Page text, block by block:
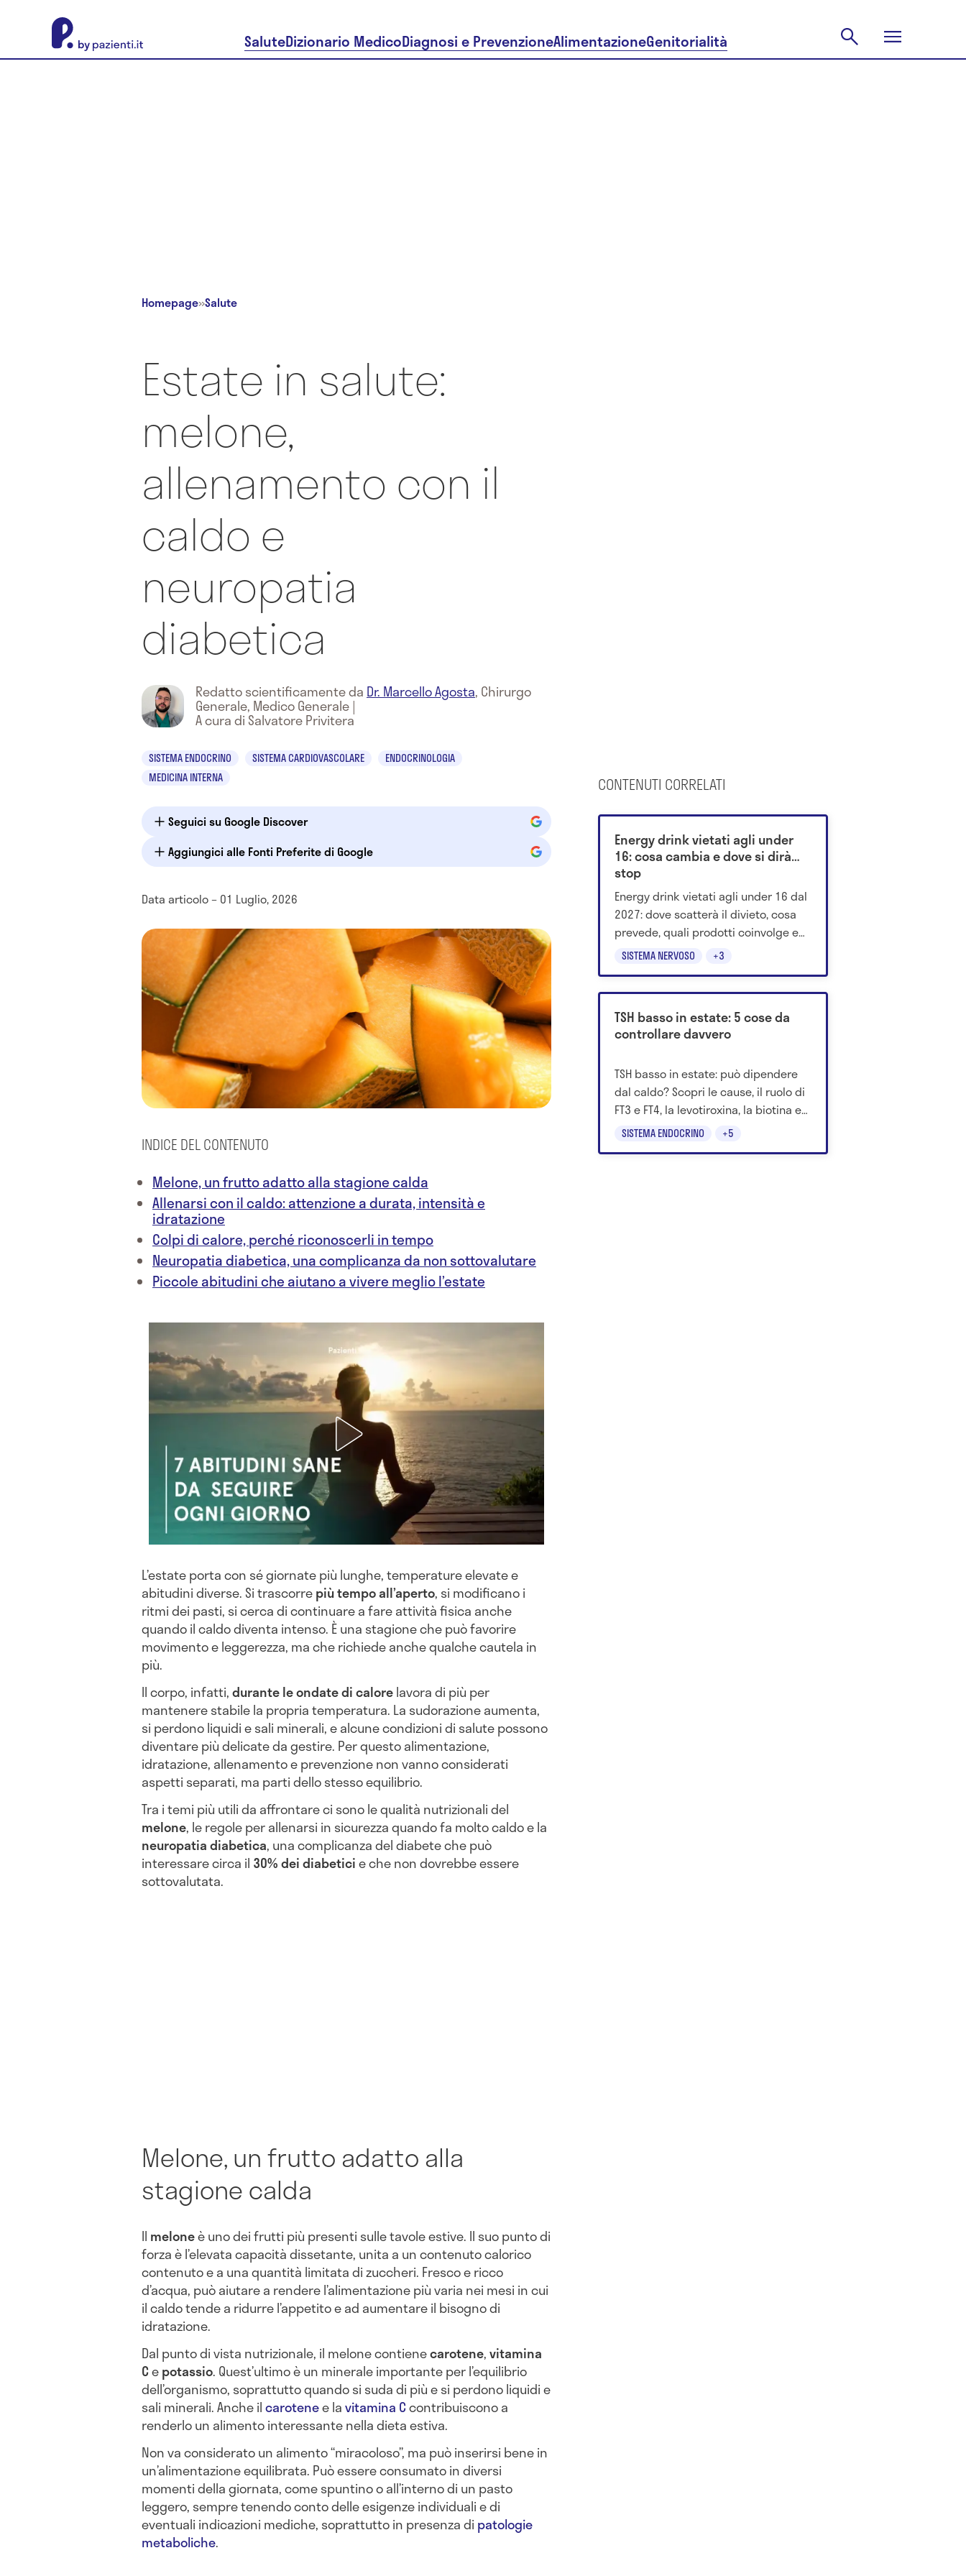
SaluteDizionario MedicoDiagnosi e PrevenzioneAlimentazioneGenitorialità
Homepage»Salute
Estate in salute:
melone,
allenamento con il
caldo e
neuropatia
diabetica
Redatto scientificamente da Dr. Marcello Agosta, Chirurgo
Generale, Medico Generale|
A cura di Salvatore Privitera
SISTEMA ENDOCRINO SISTEMA CARDIOVASCOLARE
ENDOCRINOLOGIA
MEDICINA INTERNA
Seguici su Google Discover
Aggiungici alle Fonti Preferite di Google
Data articolo – 01 Luglio, 2026
INDICE DEL CONTENUTO
Melone, un frutto adatto alla stagione calda
Allenarsi con il caldo: attenzione a durata, intensità e
idratazione
Colpi di calore, perché riconoscerli in tempo
Neuropatia diabetica, una complicanza da non sottovalutare
Piccole abitudini che aiutano a vivere meglio l’estate
L’estate porta con sé giornate più lunghe, temperature elevate e
abitudini diverse. Si trascorrepiù tempo all’aperto, si modificano i
ritmi dei pasti, si cerca di continuare a fare attività fisica anche
quando il caldo diventa intenso. È una stagione che può favorire
movimento e leggerezza, ma che richiede anche qualche cautela in
più.
Il corpo, infatti,durante le ondate di calorelavora di più per
mantenere stabile la propria temperatura. La sudorazione aumenta,
si perdono liquidi e sali minerali, e alcune condizioni di salute possono
diventare più delicate da gestire. Per questo alimentazione,
idratazione, allenamento e prevenzione non vanno considerati
aspetti separati, ma parti dello stesso equilibrio.
Tra i temi più utili da affrontare ci sono le qualità nutrizionali del
melone, le regole per allenarsi in sicurezza quando fa molto caldo e la
neuropatia diabetica, una complicanza del diabete che può
interessare circa il 30% dei diabeticie che non dovrebbe essere
sottovalutata.
Melone, un frutto adatto alla
stagione calda
Il meloneè uno dei frutti più presenti sulle tavole estive. Il suo punto di
forza è l’elevata capacità dissetante, unita a un contenuto calorico
contenuto e a una quantità limitata di zuccheri. Fresco e ricco
d’acqua, può aiutare a rendere l’alimentazione più varia nei mesi in cui
il caldo tende a ridurre l’appetito e ad aumentare il bisogno di
idratazione.
Dal punto di vista nutrizionale, il melone contienecarotene,vitamina
Cepotassio. Quest’ultimo è un minerale importante per l’equilibrio
dell’organismo, soprattutto quando si suda di più e si perdono liquidi e
sali minerali. Anche ilcarotenee lavitamina Ccontribuiscono a
renderlo un alimento interessante nella dieta estiva.
Non va considerato un alimento “miracoloso”, ma può inserirsi bene in
un’alimentazione equilibrata. Può essere consumato in diversi
momenti della giornata, come spuntino o all’interno di un pasto
leggero, sempre tenendo conto delle esigenze individuali e di
eventuali indicazioni mediche, soprattutto in presenza di patologie
metaboliche.
CONTENUTI CORRELATI
SISTEMA NERVOSO +3
Energy drink vietati agli under
16: cosa cambia e dove si dirà
stop
Energy drink vietati agli under 16 dal
2027: dove scatterà il divieto, cosa
prevede, quali prodotti coinvolge e
cosa potrebbe cambiare in Italia.
SISTEMA ENDOCRINO +5
TSH basso in estate: 5 cose da
controllare davvero
TSH basso in estate: può dipendere
dal caldo? Scopri le cause, il ruolo di
FT3 e FT4, la levotiroxina, la biotina e
quando consultare il medico.